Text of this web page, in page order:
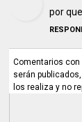
por
Comentarios
serán
los realiza y no